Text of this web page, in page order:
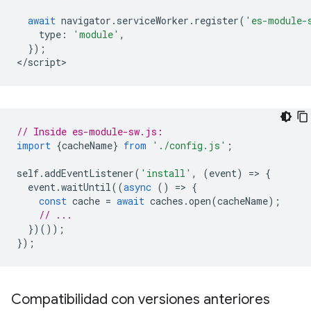
await navigator . serviceWorker . register( 'es-
type : 'module' ,
});
</script
// Inside es-module-sw.js:
import {cacheName} from './config.js' ;
self.addEventListener( 'install' , (event) => {
event.waitUntil((async () => {
const cache = await caches .open(cacheName);
// ...
})());
});
Compatibilidad con versiones anteriores